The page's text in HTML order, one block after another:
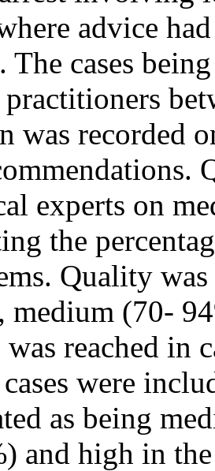
advice
The cases
was recorded
experts on
the
Quality
medium (70-
was reached in
were
as being
and high in